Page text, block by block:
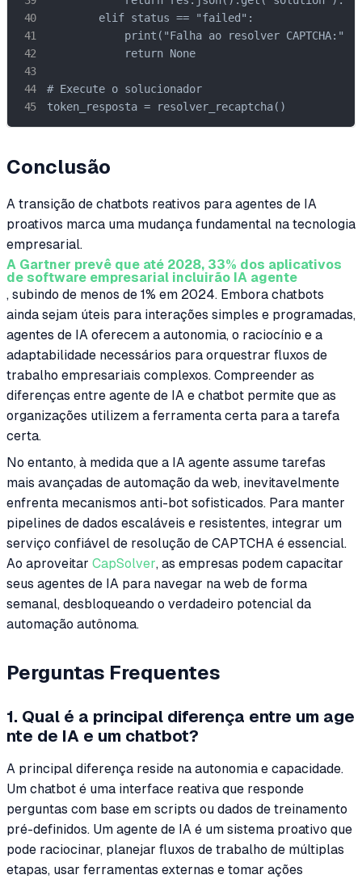
        elif status == "failed":
print("Falha ao resolver CAPTCHA:",
            return None
# Execute o solucionador
token_resposta = resolver_recaptcha()
Conclusão
A transição de chatbots reativos para agentes de IA
proativos marca uma mudança fundamental na tecnologia
empresarial.
A Gartner prevê que até 2028, 33% dos aplicativos
de software empresarial incluirão IA agente
, subindo de menos de 1% em 2024. Embora chatbots
ainda sejam úteis para interações simples e programadas,
agentes de IA oferecem a autonomia, o raciocínio e a
adaptabilidade necessários para orquestrar fluxos de
trabalho empresariais complexos. Compreender as
diferenças entre agente de IA e chatbot permite que as
organizações utilizem a ferramenta certa para a tarefa
certa.
No entanto, à medida que a IA agente assume tarefas
mais avançadas de automação da web, inevitavelmente
enfrenta mecanismos anti-bot sofisticados. Para manter
pipelines de dados escaláveis e resistentes, integrar um
serviço confiável de resolução de CAPTCHA é essencial.
Ao aproveitar CapSolver, as empresas podem capacitar
seus agentes de IA para navegar na web de forma
semanal, desbloqueando o verdadeiro potencial da
automação autônoma.
Perguntas Frequentes
1. Qual é a principal diferença entre um age
nte de IA e um chatbot?
A principal diferença reside na autonomia e capacidade.
Um chatbot é uma interface reativa que responde
perguntas com base em scripts ou dados de treinamento
pré-definidos. Um agente de IA é um sistema proativo que
pode raciocinar, planejar fluxos de trabalho de múltiplas
etapas, usar ferramentas externas e tomar ações